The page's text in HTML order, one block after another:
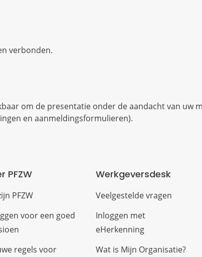
verbonden.
om de presentatie onder de aandacht van uw
en aanmeldingsformulieren).​
PFZW
PFZW
voor een goed
regels voor
Werkgeversdesk
Veelgestelde vragen
Inloggen met
eHerkenning
Wat is Mijn Organisatie?